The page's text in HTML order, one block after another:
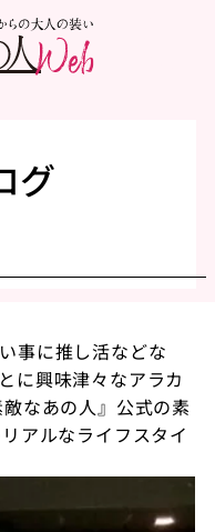
グ
事に推し活などな
に興味津々なアラカ
なあの人』公式の素
アルなライフスタイ